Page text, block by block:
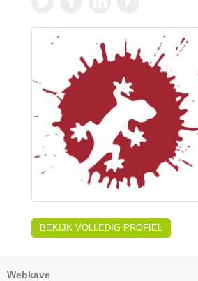
BEKIJK VOLLEDIG PROFIEL
Webkave